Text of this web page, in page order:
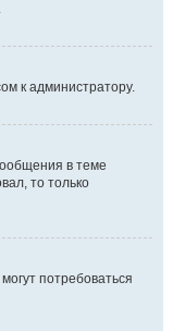
к администратору.
в теме
то только
потребоваться